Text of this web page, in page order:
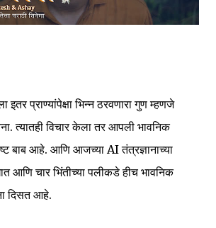
प्राण्यांपेक्षा भिन्न ठरवणारा गुण म्हणजे
त्यातही विचार केला तर आपली भावनिक
बाब आहे. आणि आजच्या AI तंत्रज्ञानाच्या
आणि चार भिंतीच्या पलीकडे हीच भावनिक
दिसत आहे.